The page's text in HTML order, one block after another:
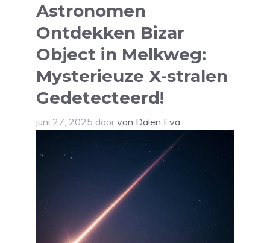
Astronomen
Ontdekken Bizar
Object in Melkweg:
Mysterieuze X-stralen
Gedetecteerd!
juni 27, 2025 door van Dalen Eva